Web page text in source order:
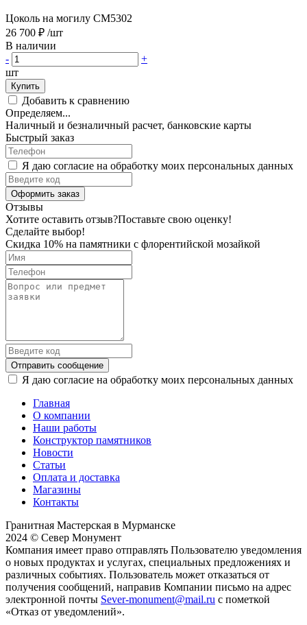
Цоколь на могилу CM5302
26 700 ₽ /шт
В наличии
-
+
шт
Купить
Добавить к сравнению
Определяем...
Наличный и безналичный расчет, банковские карты
Быстрый заказ
Я даю согласие на обработку моих персональных данных
Оформить заказ
Отзывы
Хотите оставить отзыв?Поставьте свою оценку!
Сделайте выбор!
Скидка 10% на памятники с флорентийской мозайкой
Отправить сообщение
Я даю согласие на обработку моих персональных данных
Главная
О компании
Наши работы
Конструктор памятников
Новости
Статьи
Оплата и доставка
Магазины
Контакты
Гранитная Мастерская в Мурманске
2024 © Север Монумент
Компания имеет право отправлять Пользователю уведомления
о новых продуктах и услугах, специальных предложениях и
различных событиях. Пользователь может отказаться от
получения сообщений, направив Компании письмо на адрес
электронной почты Sever-monument@mail.ru с пометкой
«Отказ от уведомлений».